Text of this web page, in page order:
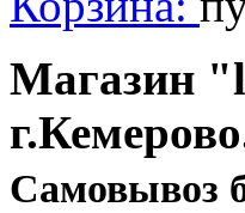
Магазин
Cамовывоз